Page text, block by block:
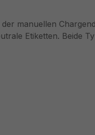
manuellen
Etiketten. Beide